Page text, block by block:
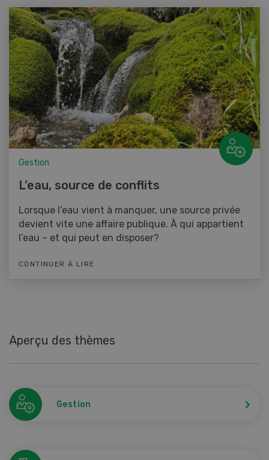
Gestion
L’eau, source de conflits
Lorsque l’eau vient à manquer, une source privée
devient vite une affaire publique. À qui appartient
l’eau – et qui peut en disposer?
CONTINUER À LIRE
Aperçu des thèmes
Gestion